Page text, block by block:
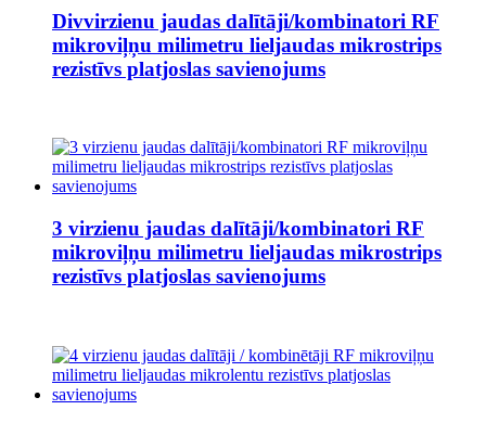
Divvirzienu jaudas dalītāji/kombinatori RF
mikroviļņu milimetru lieljaudas mikrostrips
rezistīvs platjoslas savienojums
3 virzienu jaudas dalītāji/kombinatori RF
mikroviļņu milimetru lieljaudas mikrostrips
rezistīvs platjoslas savienojums